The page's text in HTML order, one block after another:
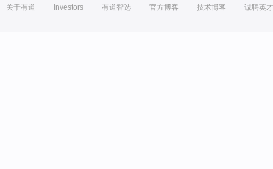
关于有道 Investors 有道智选 官方博客 技术博客 诚聘英才